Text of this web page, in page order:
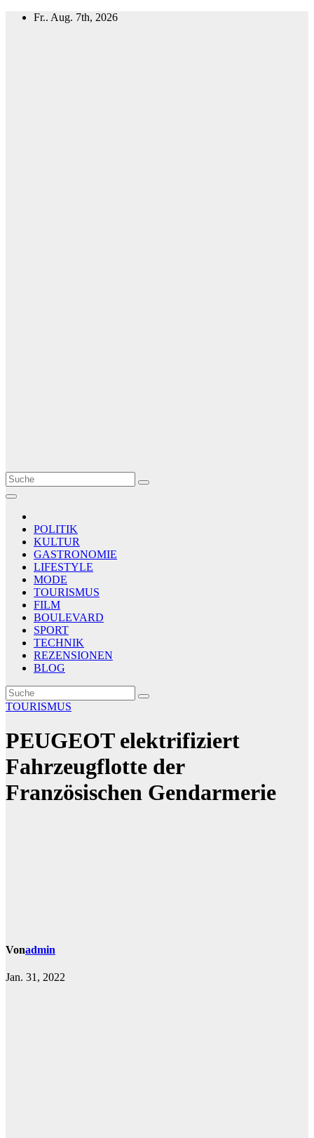
Zum
Fr.. Aug. 7th, 2026
Le Matin
AGENCE DE PRESSE
POLITIK
KULTUR
GASTRONOMIE
LIFESTYLE
MODE
TOURISMUS
FILM
BOULEVARD
SPORT
TECHNIK
REZENSIONEN
BLOG
TOURISMUS
PEUGEOT elektrifiziert
Fahrzeugflotte der
Französischen Gendarmerie
Vonadmin
Jan. 31, 2022